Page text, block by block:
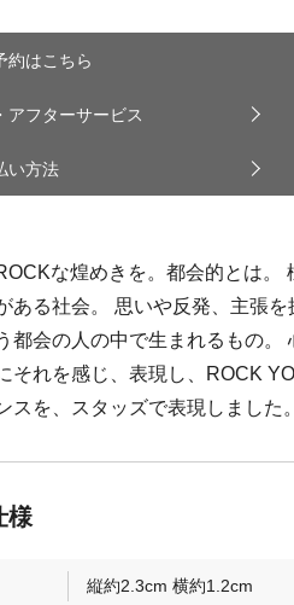
約はこちら
アフターサービス
い方法
な煌めきを。都会的とは。
ある社会。 思いや反発、主張
都会の人の中で生まれるもの。
それを感じ、表現し、ROCK
スを、スタッズで表現しました。
縦約2.3cm 横約1.2cm